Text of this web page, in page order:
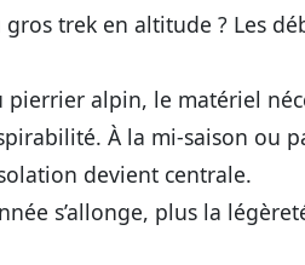
trek en altitude ? Les
alpin, le matériel
À la mi-saison ou
devient centrale.
s’allonge, plus la